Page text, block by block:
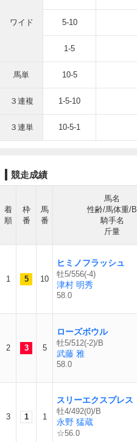
ワイド 5-10
1-5
馬単 10-5
３連複 1-5-10
３連単 10-5-1
競走成績
着
順
枠
番
馬
番
馬名
性齢/馬体重/B
騎手名
斤量
1 5 10
ヒミノフラッシュ
牡5/556(-4)
津村 明秀
58.0
2 3 5
ローズボウル
牡5/512(-2)/B
武藤 雅
58.0
3 1 1
スリーエクスプレス
牡4/492(0)/B
永野 猛蔵
☆56.0